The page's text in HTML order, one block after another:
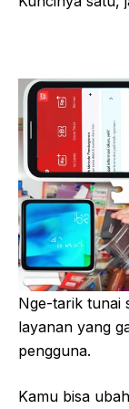
Nge-tarik tunai
layanan yang
pengguna.
Kamu bisa